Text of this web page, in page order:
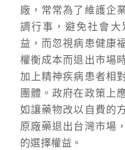
廠，常常為了維護企
調行事，避免社會大
益，而忽視病患健康
權衡成本而退出市場
加上精神疾病患者相
團體。政府在政策上
如讓藥物改以自費的
原廠藥退出台灣市場
的選擇權益。